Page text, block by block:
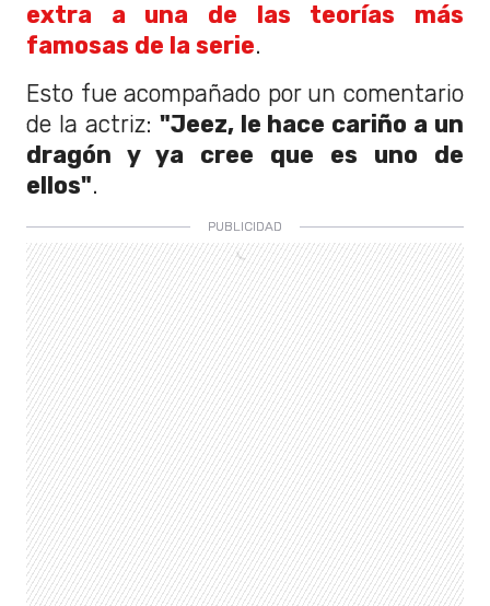
extra a una de las teorías más
famosas de la serie.
Esto fue acompañado por un comentario
de la actriz: "Jeez, le hace cariño a un
dragón y ya cree que es uno de
ellos".